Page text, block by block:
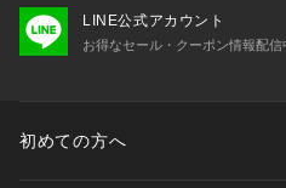
LINE公式アカウント
お得なセール・クーポン情報配信
初めての方へ